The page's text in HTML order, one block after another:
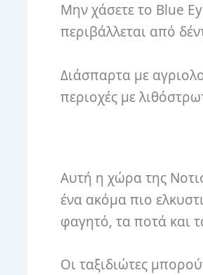
Μην χάσετε το Blue
περιβάλλεται από
Διάσπαρτα με
περιοχές με
Αυτή η χώρα της
ένα ακόμα πιο
φαγητό, τα ποτά και
Οι ταξιδιώτες